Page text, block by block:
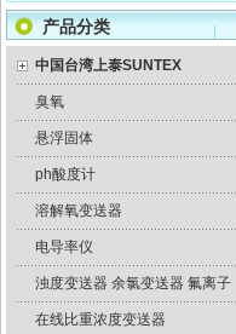
产品分类
中国台湾上泰SUNTEX
臭氧
悬浮固体
ph酸度计
溶解氧变送器
电导率仪
浊度变送器 余氯变送器 氟离子
在线比重浓度变送器
计量泵 意大利seko电磁隔膜计量泵